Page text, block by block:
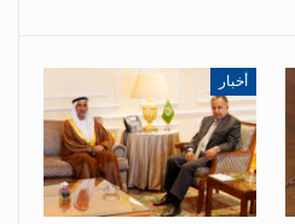
أخبار